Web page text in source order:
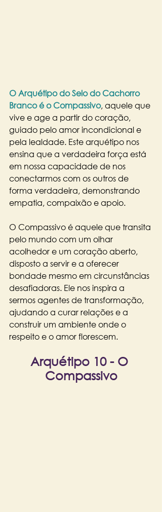
O Arquétipo do Selo do Cachorro
Branco é o Compassivo, aquele que
vive e age a partir do coração,
guiado pelo amor incondicional e
pela lealdade. Este arquétipo nos
ensina que a verdadeira força está
em nossa capacidade de nos
conectarmos com os outros de
forma verdadeira, demonstrando
empatia, compaixão e apoio.
O Compassivo é aquele que transita
pelo mundo com um olhar
acolhedor e um coração aberto,
disposto a servir e a oferecer
bondade mesmo em circunstâncias
desafiadoras. Ele nos inspira a
sermos agentes de transformação,
ajudando a curar relações e a
construir um ambiente onde o
respeito e o amor florescem.
Arquétipo 10 - O
Compassivo